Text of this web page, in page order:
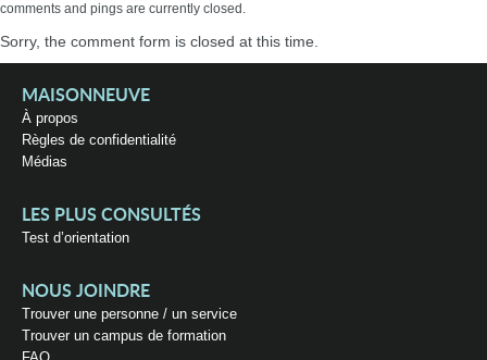
comments and pings are currently closed.
Sorry, the comment form is closed at this time.
MAISONNEUVE
À propos
Règles de confidentialité
Médias
LES PLUS CONSULTÉS
Test d’orientation
NOUS JOINDRE
Trouver une personne / un service
Trouver un campus de formation